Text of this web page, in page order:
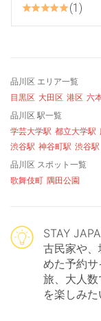
1
品川区 エリア一覧
目黒区 大田区 港区 六
品川区 駅一覧
学芸大学駅 都立大学駅
渋谷駅 神谷町駅 渋谷駅
品川区 スポット一覧
歌舞伎町 隅田公園
STAY
古民家や
めた予約
旅、大人
を楽しみた